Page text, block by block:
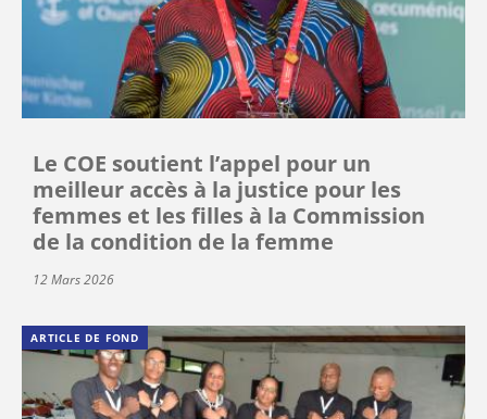
Le COE soutient l’appel pour un
meilleur accès à la justice pour les
femmes et les filles à la Commission
de la condition de la femme
12 Mars 2026
ARTICLE DE FOND